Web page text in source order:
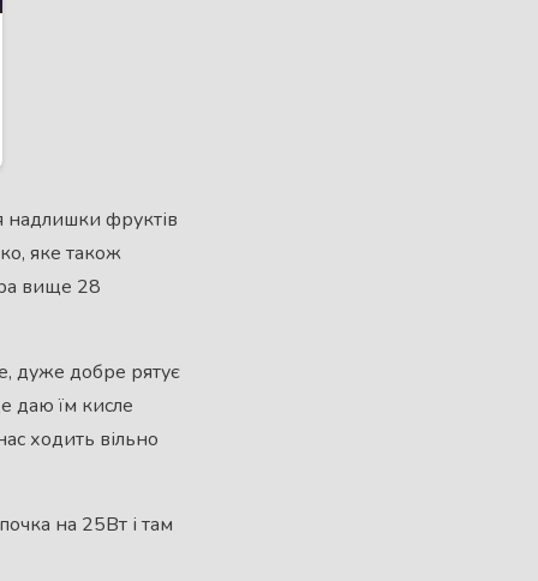
надлишки фруктів
яке також
вище 28
дуже добре рятує
даю їм кисле
ходить вільно
на 25Вт і там